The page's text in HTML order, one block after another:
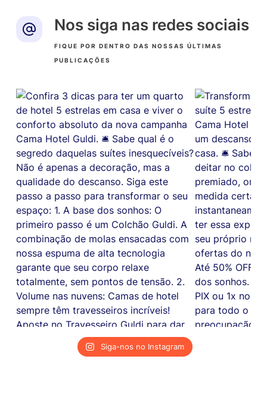
Nos siga nas redes sociais
FIQUE POR DENTRO DAS NOSSAS ÚLTIMAS
PUBLICAÇÕES
Siga-nos no Instagram